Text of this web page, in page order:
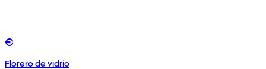
€
Florero de vidrio